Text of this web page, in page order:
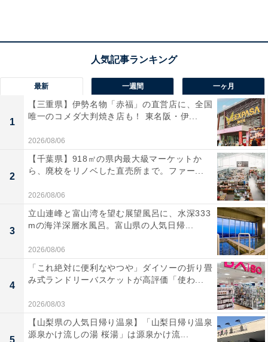
メッセンジャーバッグ
人気アウトドアブランド「ワイルドシングス」とコラボ
した今回の付録は、はっ水生地と止水ファスナーを採用
したタフな作りが魅力です。雨の日でも中身が濡れにく
く、気兼ねなく持ち歩けるのが嬉しいポイント。フロン
トには出し入れしやすい大きな止水ファスナーポケット
があり、機能性とデザイン性を両立させています。
最新 一週間 一ヶ月
1
【三重県】伊勢名物「赤福」の直営店に、全国
唯一のコメダ大判焼き店も！ 東名阪・伊...
2026/08/06
2
【千葉県】918㎡の県内最大級マーケットか
ら、廃校をリノベした直売所まで。ファー...
2026/08/06
3
立山連峰と富山湾を望む展望風呂に、水深333
mの海洋深層水風呂。富山県の人気日帰...
2026/08/06
4
「これ絶対に便利なやつや」ダイソーの折り畳
み式ランドリーバスケットが高評価「使わ...
2026/08/03
5
【山梨県の人気日帰り温泉】「山梨日帰り温泉
源泉かけ流しの湯 桜湯」は源泉かけ流...